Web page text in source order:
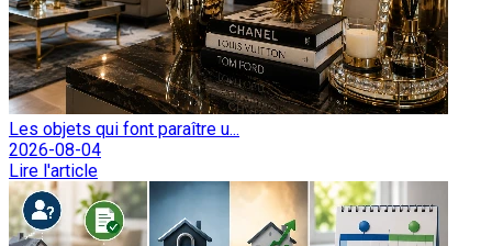
Les objets qui font paraître u...
2026-08-04
Lire l'article